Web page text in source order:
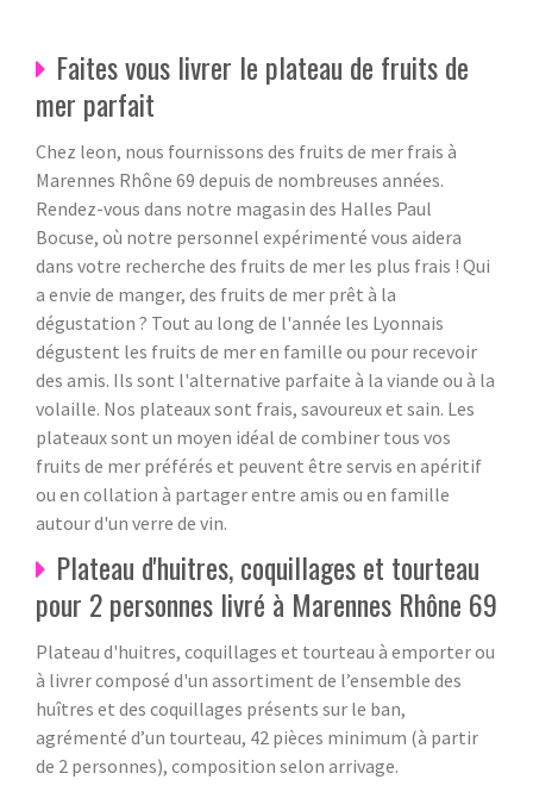
Faites vous livrer le plateau de fruits de
mer parfait
Chez leon, nous fournissons des fruits de mer frais à
Marennes Rhône 69 depuis de nombreuses années.
Rendez-vous dans notre magasin des Halles Paul
Bocuse, où notre personnel expérimenté vous aidera
dans votre recherche des fruits de mer les plus frais ! Qui
a envie de manger, des fruits de mer prêt à la
dégustation ? Tout au long de l'année les Lyonnais
dégustent les fruits de mer en famille ou pour recevoir
des amis. Ils sont l'alternative parfaite à la viande ou à la
volaille. Nos plateaux sont frais, savoureux et sain. Les
plateaux sont un moyen idéal de combiner tous vos
fruits de mer préférés et peuvent être servis en apéritif
ou en collation à partager entre amis ou en famille
autour d'un verre de vin.
Plateau d'huitres, coquillages et tourteau
pour 2 personnes livré à Marennes Rhône 69
Plateau d'huitres, coquillages et tourteau à emporter ou
à livrer composé d'un assortiment de l’ensemble des
huîtres et des coquillages présents sur le ban,
agrémenté d’un tourteau, 42 pièces minimum (à partir
de 2 personnes), composition selon arrivage.